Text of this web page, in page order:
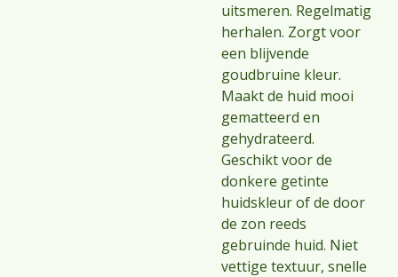
uitsmeren. Regelmatig
herhalen. Zorgt voor
een blijvende
goudbruine kleur.
Maakt de huid mooi
gematteerd en
gehydrateerd.
Geschikt voor de
donkere getinte
huidskleur of de door
de zon reeds
gebruinde huid. Niet
vettige textuur, snelle